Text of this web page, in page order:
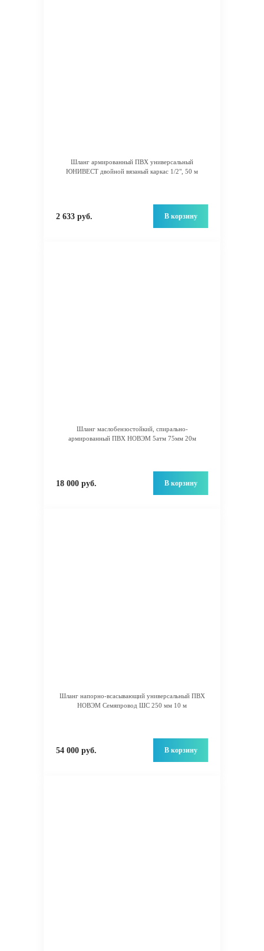
Шланг армированный ПВХ универсальный
ЮНИВЕСТ двойной вязаный каркас 1/2", 50 м
2 633 руб. В корзину
Шланг маслобензостойкий, спирально-
армированный ПВХ НОВЭМ 5атм 75мм 20м
18 000 руб. В корзину
Шланг напорно-всасывающий универсальный ПВХ
НОВЭМ Семяпровод ШС 250 мм 10 м
54 000 руб. В корзину